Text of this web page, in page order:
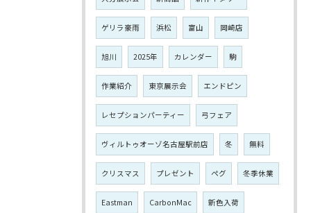
ゲリラ豪雨 浜松 富山 岡崎店
旭川 2025年 カレンダー 駒
作業紹介 東京展示会 エンドピン
レセプションパーティー 弓フェア
ヴィルトゥオーゾ名古屋駅前店 冬 無料
クリスマス プレゼント ペグ 冬季休業
Eastman CarbonMac 新色入荷